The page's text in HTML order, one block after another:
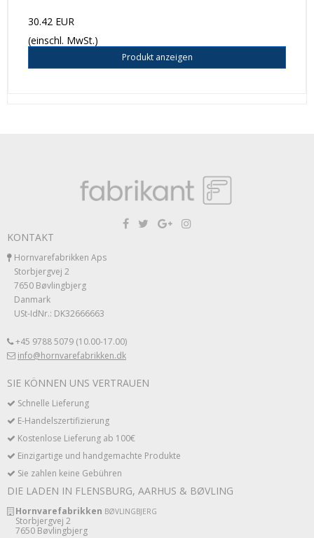
30.42 EUR
(einschl. MwSt.)
Produkt anzeigen
KONTAKT
Hornvarefabrikken Aps
Storbjergvej 2
7650 Bøvlingbjerg
Danmark
USt-IdNr.: DK32666663
+45 9788 5079 (10.00-17.00)
info@hornvarefabrikken.dk
SIE KÖNNEN UNS VERTRAUEN
Schnelle Lieferung
E-Handelszertifizierung
Kostenlose Lieferung ab 100€
Einzigartige und handgemachte Produkte
Sie zahlen keine Gebühren
DIE LADEN IN FLENSBURG, AARHUS & BØVLING
Hornvarefabrikken BØVLINGBJERG
Storbjergvej 2
7650 Bøvlingbjerg